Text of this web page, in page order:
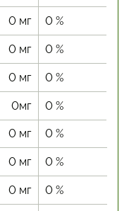
0 мг 0 %
0 мг 0 %
0 мг 0 %
0мг 0 %
0 мг 0 %
0 мг 0 %
0 мг 0 %